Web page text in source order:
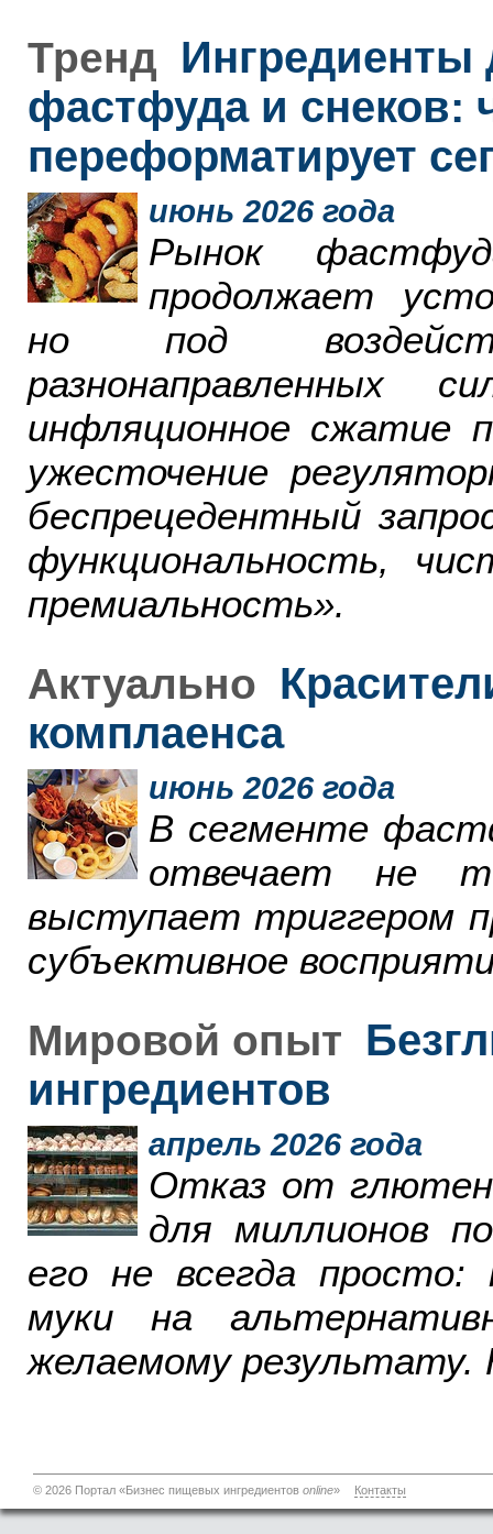
Тренд Ингредиенты
фастфуда и снеков:
переформатирует
июнь 2026 года
Рынок
продолжает
но под
инфляционное сжатие
ужесточение
беспрецедентный
функциональность,
премиальность».
Актуально
комплаенса
июнь 2026 года
В сегменте
отвечает не
выступает триггером
субъективное
Мировой опыт
ингредиентов
апрель 2026 года
Отказ от
для миллионов
его не всегда просто:
муки на
желаемому результату.
© 2026 Портал «Бизнес пищевых ингредиентов online» Контакты